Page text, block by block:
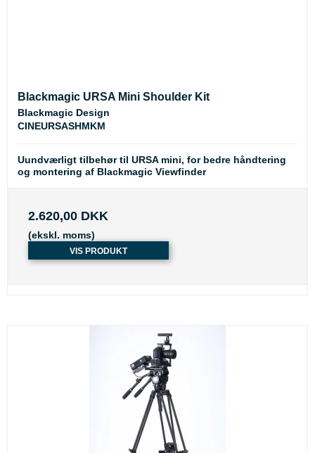
Blackmagic URSA Mini Shoulder Kit
Blackmagic Design
CINEURSASHMKM
Uundværligt tilbehør til URSA mini, for bedre håndtering
og montering af Blackmagic Viewfinder
2.620,00 DKK
(ekskl. moms)
VIS PRODUKT